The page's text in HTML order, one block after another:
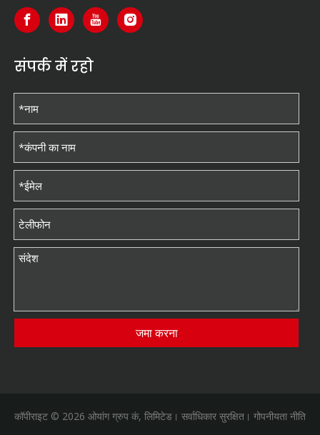
संपर्क में रहो
जमा करना
कॉपीराइट © 2026 ओयांग ग्रुप कं, लिमिटेड। सर्वाधिकार सुरक्षित। गोपनीयता नीति